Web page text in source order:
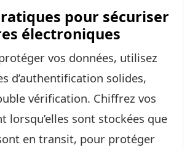
pour sécuriser
électroniques
vos données, utilisez
d’authentification solides,
vérification. Chiffrez vos
lorsqu’elles sont stockées que
en transit, pour protéger